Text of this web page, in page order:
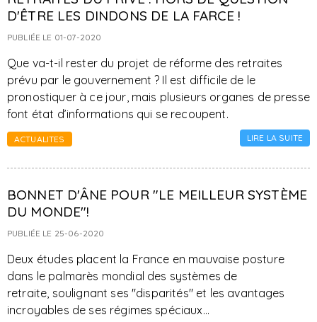
D'ÊTRE LES DINDONS DE LA FARCE !
PUBLIÉE LE 01-07-2020
Que va-t-il rester du projet de réforme des retraites
prévu par le gouvernement ? Il est difficile de le
pronostiquer à ce jour, mais plusieurs organes de presse
font état d’informations qui se recoupent.
ACTUALITES LIRE LA SUITE
BONNET D'ÂNE POUR "LE MEILLEUR SYSTÈME
DU MONDE"!
PUBLIÉE LE 25-06-2020
Deux études placent la France en mauvaise posture
dans le palmarès mondial des systèmes de
retraite, soulignant ses "disparités" et les avantages
incroyables de ses régimes spéciaux...